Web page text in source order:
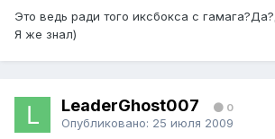
Это ведь ради того иксбокса с
Я же знал)
LeaderGhost007 0
Опубликовано: 25 июля 2009